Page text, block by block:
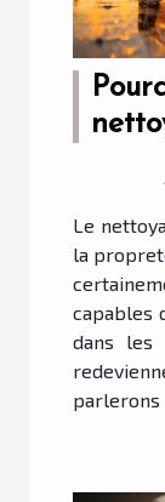
Le
la
capables
dans les
parlerons